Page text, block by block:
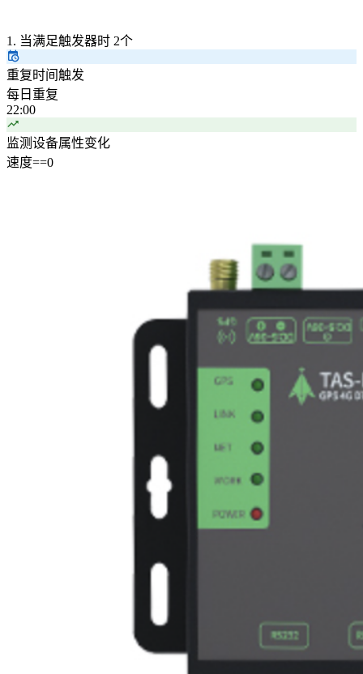
1. 当满足触发器时 2个
重复时间触发
每日重复
22:00
监测设备属性变化
速度==0